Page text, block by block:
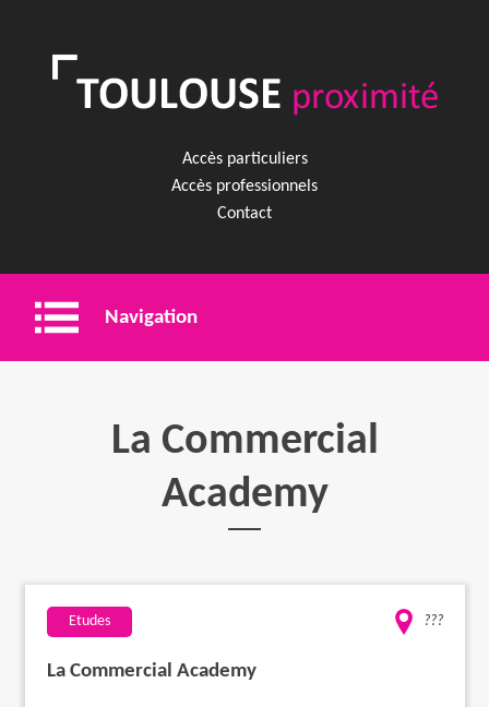
Accès particuliers
Accès professionnels
Contact
Navigation
Santé
La Commercial
Academy
Etudes ???
La Commercial Academy